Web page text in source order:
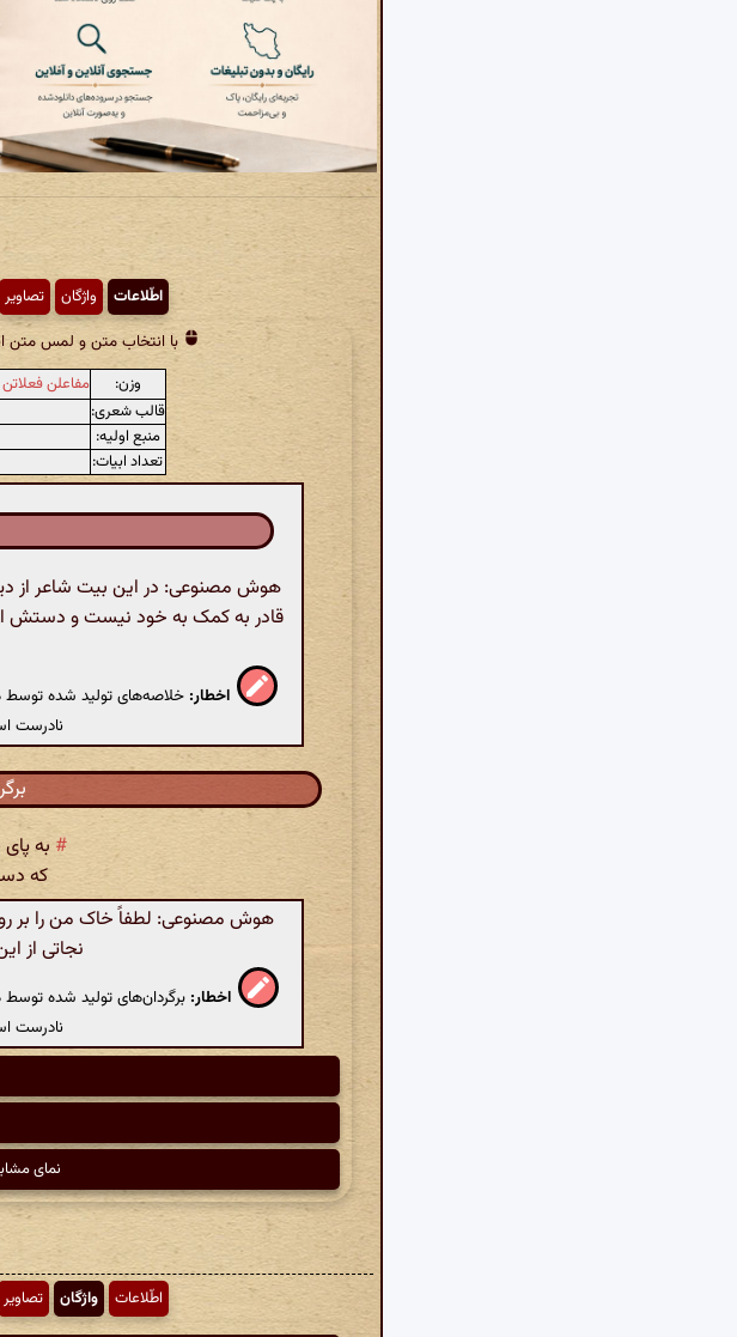
اطّلاعات واژگان تصاویر
با انتخاب متن و لمس متن
وزن:
مفاعلن
قالب شعری:
منبع اولیه:
تعداد ابیات:
هوش مصنوعی: در این بیت شاعر از
قادر به کمک به خود نیست و دستش از
اخطار: خلاصه‌های تولید شده توسط
نادرست
#به
که
هوش مصنوعی: لطفاً خاک من را بر
نجاتی از
اخطار: برگردان‌های تولید شده
نادرست
نمای
اطّلاعات واژگان تصاویر